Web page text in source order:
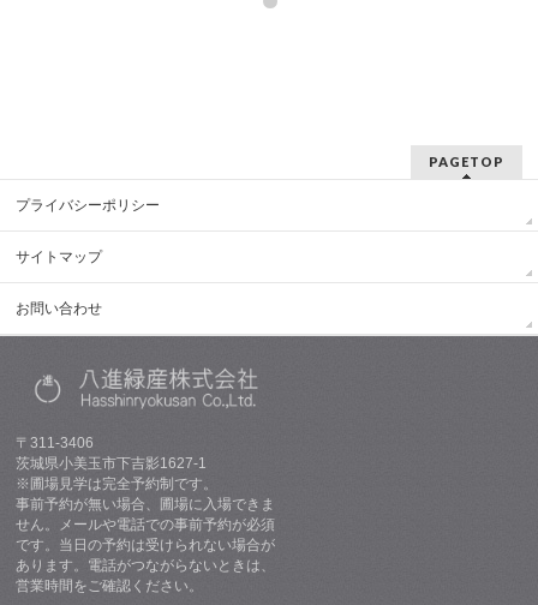
PAGETOP
プライバシーポリシー
サイトマップ
お問い合わせ
〒311-3406
茨城県小美玉市下吉影1627-1
※圃場見学は完全予約制です。
事前予約が無い場合、圃場に入場できま
せん。メールや電話での事前予約が必須
です。当日の予約は受けられない場合が
あります。電話がつながらないときは、
営業時間をご確認ください。